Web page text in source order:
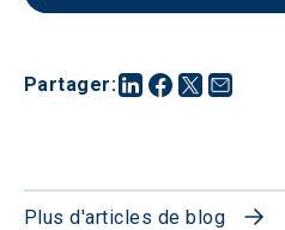
Partager:
Plus d'articles de blog